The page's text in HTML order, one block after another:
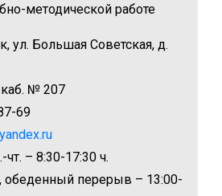
методической работе
ул. Большая Советская, д.
№ 207
69
– 8:30-17:30 ч.
обеденный перерыв – 13:00-